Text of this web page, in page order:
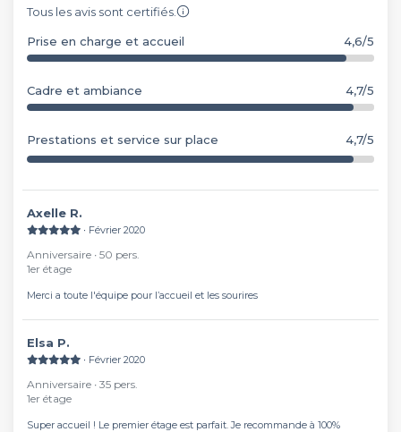
Tous les avis sont certifiés.
Prise en charge et accueil 4,6/5
Cadre et ambiance 4,7/5
Prestations et service sur place 4,7/5
Axelle R.
∙ Février 2020
Anniversaire ∙ 50 pers.
1er étage
Merci a toute l'équipe pour l’accueil et les sourires
Elsa P.
∙ Février 2020
Anniversaire ∙ 35 pers.
1er étage
Super accueil ! Le premier étage est parfait. Je recommande à 100%